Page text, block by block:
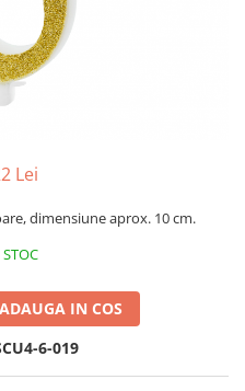
Lei
dimensiune aprox. 10 cm.
ADAUGA IN COS
6-019